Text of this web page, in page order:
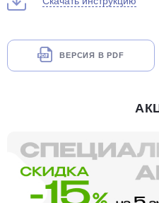
ВЕРСИЯ В PDF